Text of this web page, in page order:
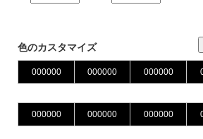
色のカスタマイズ